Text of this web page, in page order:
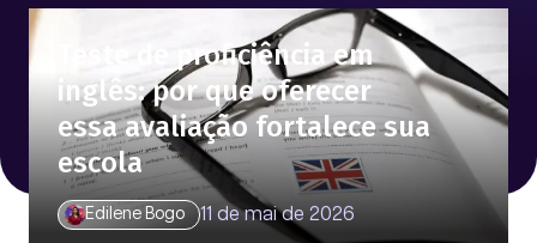
Teste de proficiência em
inglês: por que oferecer
essa avaliação fortalece sua
escola
Edilene Bogo 11 de mai de 2026